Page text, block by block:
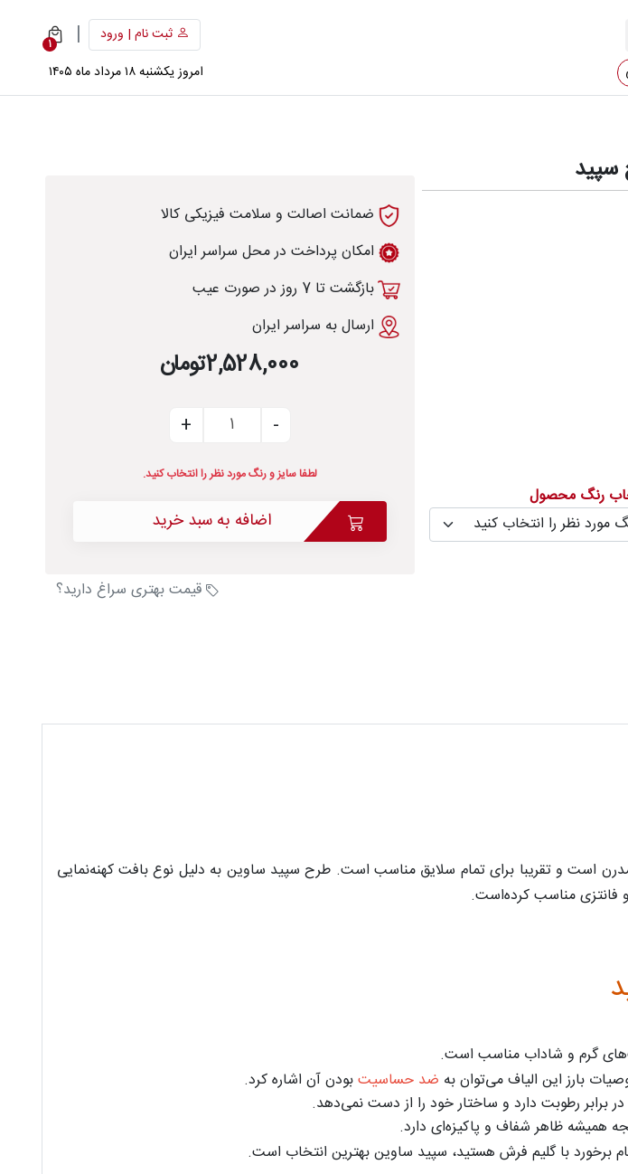
ثبت نام | ورود |
1
امروز یکشنبه ۱۸ مرداد ماه ۱۴۰۵
رنگ محصول
ضمانت اصالت و سلامت فیزیکی کالا
امکان پرداخت در محل سراسر ایران
بازگشت تا 7 روز در صورت عیب
ارسال به سراسر ایران
2,528,000تومان
لطفا سایز و رنگ مورد نظر را انتخاب کنید.
اضافه به سبد خرید
قیمت بهتری سراغ دارید؟
است و تقریبا برای تمام سلایق مناسب است. طرح سپید ساوین به دلیل نوع بافت کهنه‌نمایی
فانتزی مناسب کرده‌است.
بارز این الیاف می‌توان به ضد حساسیتبودن آن اشاره کرد.
برابر رطوبت دارد و ساختار خود را از دست نمی‌دهد.
همیشه ظاهر شفاف و پاکیزه‌ای دارد.
با گلیم فرش هستید، سپید ساوین بهترین انتخاب است.